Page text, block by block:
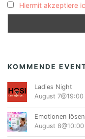
Hiermit akzeptiere
KOMMENDE
Ladies Night
August 7@19:00
Emotionen
August 8@10:00